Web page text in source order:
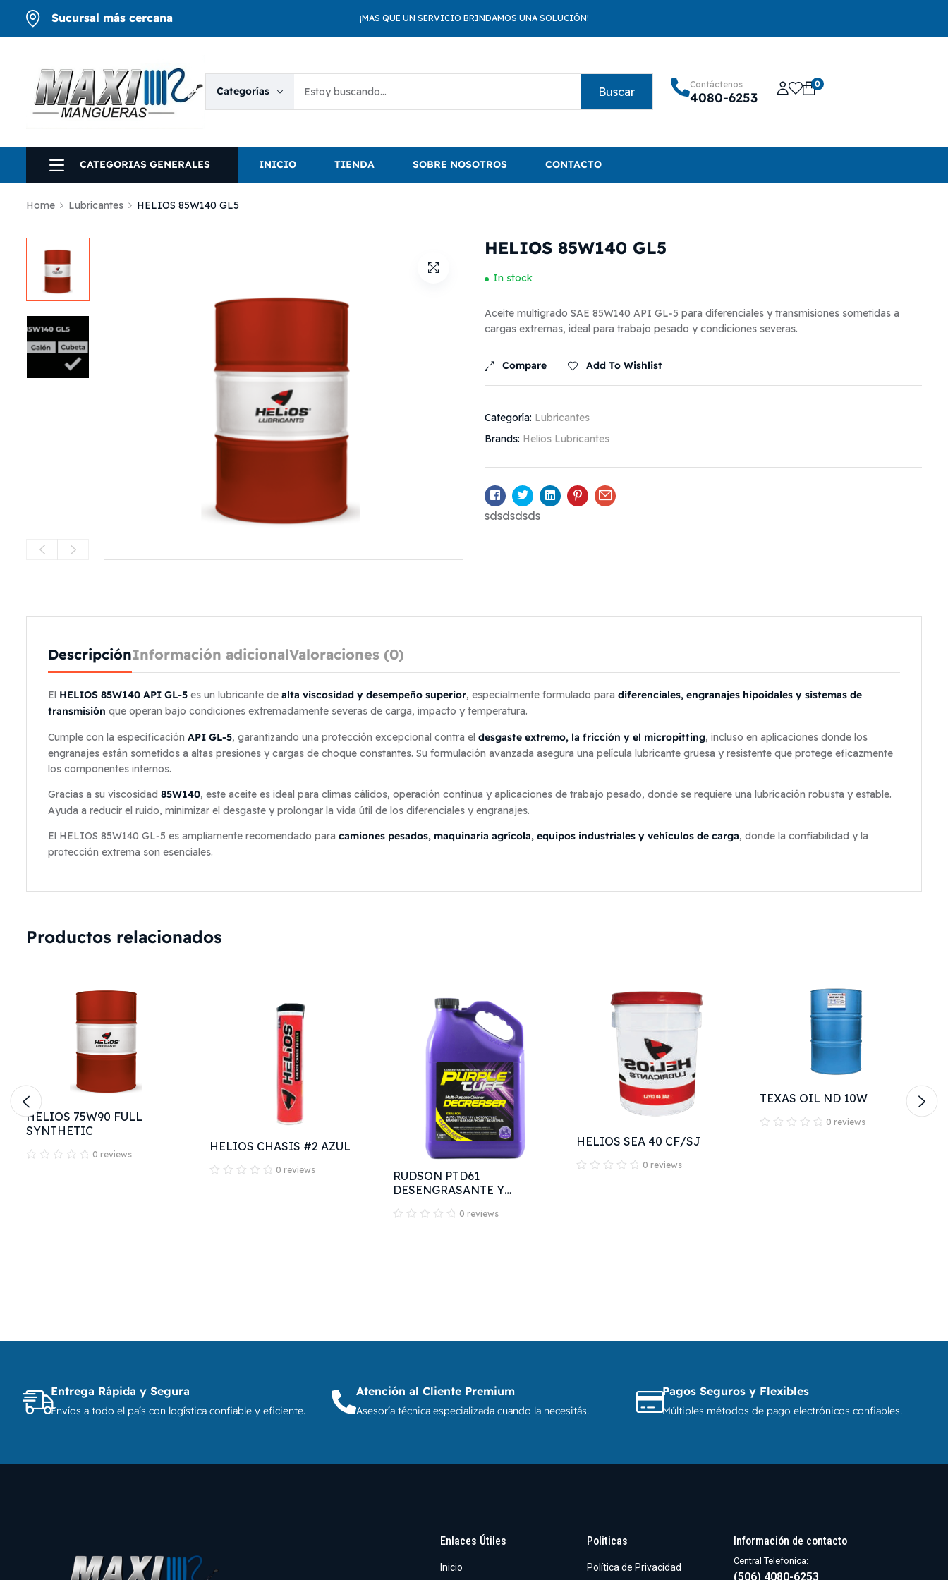
Sucursal más cercana ¡MAS QUE UN SERVICIO BRINDAMOS UNA SOLUCIÓN!
Categorías Buscar
Contáctenos
4080-6253
0
CATEGORIAS GENERALES INICIO TIENDA SOBRE NOSOTROS CONTACTO
Home Lubricantes HELIOS 85W140 GL5
HELIOS 85W140 GL5
In stock
Aceite multigrado SAE 85W140 API GL‑5 para diferenciales y transmisiones sometidas a
cargas extremas, ideal para trabajo pesado y condiciones severas.
Compare Add To Wishlist
Categoría: Lubricantes
Brands: Helios Lubricantes
Facebook
TwitterLinkedinPinterestEmail
sdsdsdsds
DescripciónInformación adicionalValoraciones (0)
El HELIOS 85W140 API GL‑5 es un lubricante de alta viscosidad y desempeño superior, especialmente formulado para diferenciales, engranajes hipoidales y sistemas de
transmisión que operan bajo condiciones extremadamente severas de carga, impacto y temperatura.
Cumple con la especificación API GL‑5, garantizando una protección excepcional contra el desgaste extremo, la fricción y el micropitting, incluso en aplicaciones donde los
engranajes están sometidos a altas presiones y cargas de choque constantes. Su formulación avanzada asegura una película lubricante gruesa y resistente que protege eficazmente
los componentes internos.
Gracias a su viscosidad 85W140, este aceite es ideal para climas cálidos, operación continua y aplicaciones de trabajo pesado, donde se requiere una lubricación robusta y estable.
Ayuda a reducir el ruido, minimizar el desgaste y prolongar la vida útil de los diferenciales y engranajes.
El HELIOS 85W140 GL‑5 es ampliamente recomendado para camiones pesados, maquinaria agrícola, equipos industriales y vehículos de carga, donde la confiabilidad y la
protección extrema son esenciales.
Productos relacionados
HELIOS 75W90 FULL
SYNTHETIC
0 reviews
HELIOS CHASIS #2 AZUL
0 reviews
RUDSON PTD61
DESENGRASANTE Y
MULTIPROPÓSITO PURPLE
0 reviews
HELIOS SEA 40 CF/SJ
0 reviews
TEXAS OIL ND 10W
0 reviews
Entrega Rápida y Segura
Envíos a todo el país con logística confiable y eficiente.
Atención al Cliente Premium
Asesoría técnica especializada cuando la necesitás.
Pagos Seguros y Flexibles
Múltiples métodos de pago electrónicos confiables.
Enlaces Útiles
Inicio
Politicas
Política de Privacidad
Información de contacto
Central Telefonica:
(506) 4080-6253